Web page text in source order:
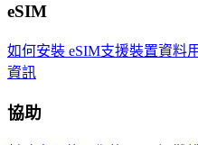
eSIM
如何安裝 eSIM支援裝置資料
資訊
協助